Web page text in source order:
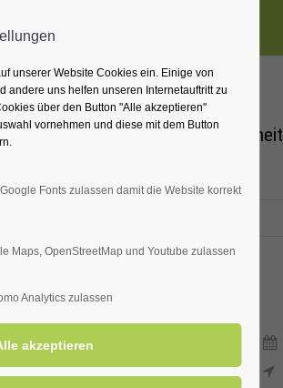
Für Ihre Gesundheit
unserer Website Cookies ein. Einige von
andere uns helfen unseren Internetauftritt zu
über den Button "Alle akzeptieren"
vornehmen und diese mit dem Button
Fonts zulassen damit die Website korrekt
Maps, OpenStreetMap und Youtube zulassen
Analytics zulassen